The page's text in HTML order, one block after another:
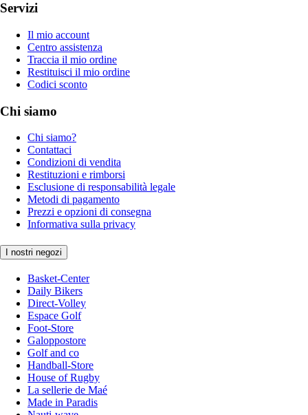
Servizi
Il mio account
Centro assistenza
Traccia il mio ordine
Restituisci il mio ordine
Codici sconto
Chi siamo
Chi siamo?
Contattaci
Condizioni di vendita
Restituzioni e rimborsi
Esclusione di responsabilità legale
Metodi di pagamento
Prezzi e opzioni di consegna
Informativa sulla privacy
I nostri negozi
Basket-Center
Daily Bikers
Direct-Volley
Espace Golf
Foot-Store
Galoppostore
Golf and co
Handball-Store
House of Rugby
La sellerie de Maé
Made in Paradis